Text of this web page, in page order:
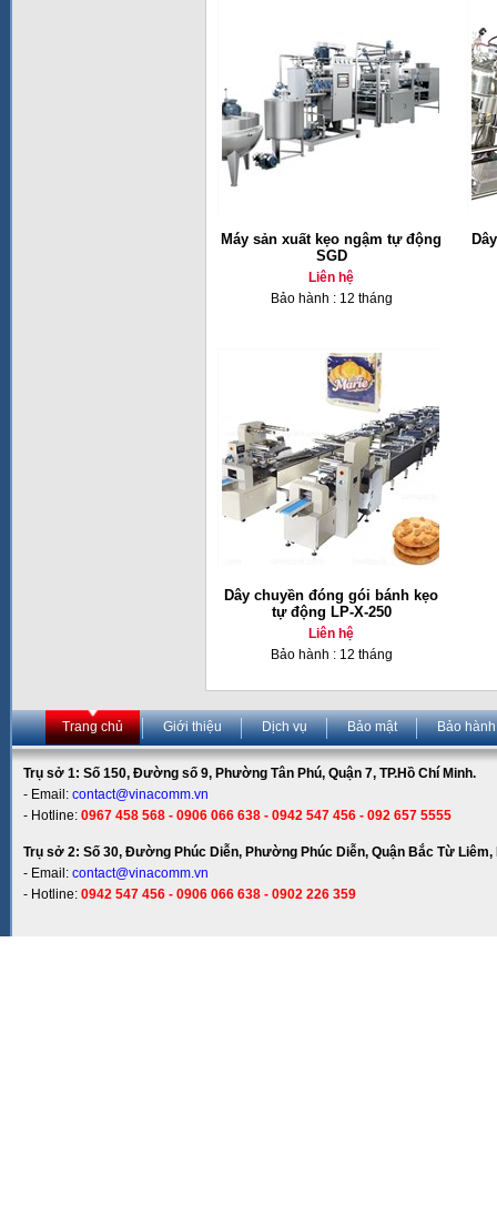
Máy sản xuất kẹo ngậm tự động
SGD
Liên hệ
Bảo hành : 12 tháng
Dây chuyền đóng gói bánh kẹo
tự động LP-X-250
Liên hệ
Bảo hành : 12 tháng
Trang chủ Giới thiệu Dịch vụ Bảo mật Bảo hành
Trụ sở 1: Số 150, Đường số 9, Phường Tân Phú, Quận 7, TP.Hồ Chí Minh.
- Email: contact@vinacomm.vn
- Hotline: 0967 458 568 - 0906 066 638 - 0942 547 456 - 092 657 5555
Trụ sở 2: Số 30, Đường Phúc Diễn, Phường Phúc Diễn, Quận Bắc Từ Liêm,
- Email: contact@vinacomm.vn
- Hotline: 0942 547 456 - 0906 066 638 - 0902 226 359